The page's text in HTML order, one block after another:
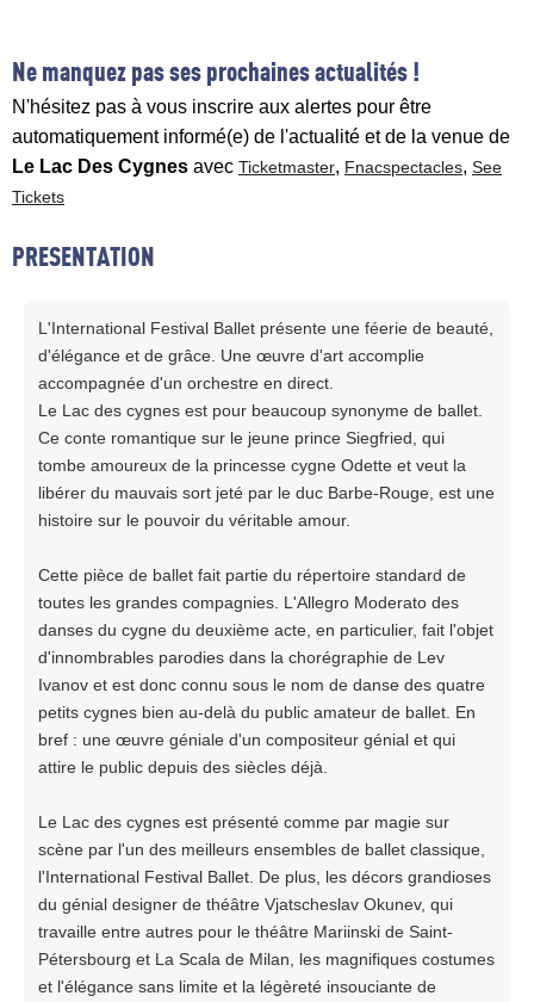
Ne manquez pas ses prochaines actualités !
N'hésitez pas à vous inscrire aux alertes pour être
automatiquement informé(e) de l'actualité et de la venue de
Le Lac Des Cygnes avec Ticketmaster, Fnacspectacles, See
Tickets
PRESENTATION
L'International Festival Ballet présente une féerie de beauté,
d'élégance et de grâce. Une œuvre d'art accomplie
accompagnée d'un orchestre en direct.
Le Lac des cygnes est pour beaucoup synonyme de ballet.
Ce conte romantique sur le jeune prince Siegfried, qui
tombe amoureux de la princesse cygne Odette et veut la
libérer du mauvais sort jeté par le duc Barbe-Rouge, est une
histoire sur le pouvoir du véritable amour.
Cette pièce de ballet fait partie du répertoire standard de
toutes les grandes compagnies. L'Allegro Moderato des
danses du cygne du deuxième acte, en particulier, fait l'objet
d'innombrables parodies dans la chorégraphie de Lev
Ivanov et est donc connu sous le nom de danse des quatre
petits cygnes bien au-delà du public amateur de ballet. En
bref : une œuvre géniale d'un compositeur génial et qui
attire le public depuis des siècles déjà.
Le Lac des cygnes est présenté comme par magie sur
scène par l'un des meilleurs ensembles de ballet classique,
l'International Festival Ballet. De plus, les décors grandioses
du génial designer de théâtre Vjatscheslav Okunev, qui
travaille entre autres pour le théâtre Mariinski de Saint-
Pétersbourg et La Scala de Milan, les magnifiques costumes
et l'élégance sans limite et la légèreté insouciante de